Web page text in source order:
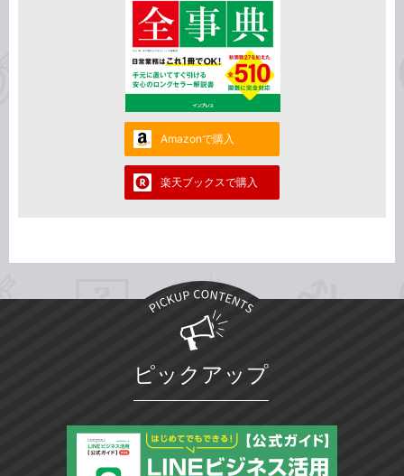
Amazonで購入
楽天ブックスで購入
ピックアップ